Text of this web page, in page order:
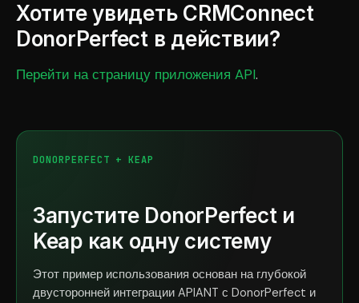
Хотите увидеть CRMConnect
DonorPerfect в действии?
Перейти на страницу приложения API.
DONORPERFECT + KEAP
Запустите DonorPerfect и
Keap как одну систему
Этот пример использования основан на глубокой
двусторонней интеграции APIANT с DonorPerfect и